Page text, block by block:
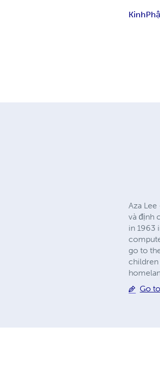
Kinh
Aza
và định
in 1963
go to
children
Go